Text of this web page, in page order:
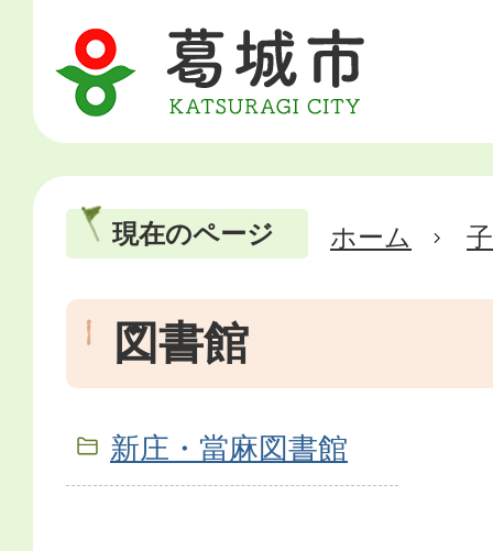
現在のページ ホーム
図書館
新庄・當麻図書館